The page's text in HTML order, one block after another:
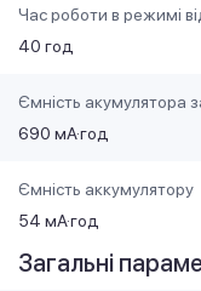
Час роботи в режимі
40 год
Ємність акумулятора
690 мА·год
Ємність аккумулятору
54 мА·год
Загальні